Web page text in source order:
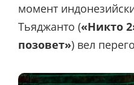
момент
Тьяджанто («Никто
позовет») вел